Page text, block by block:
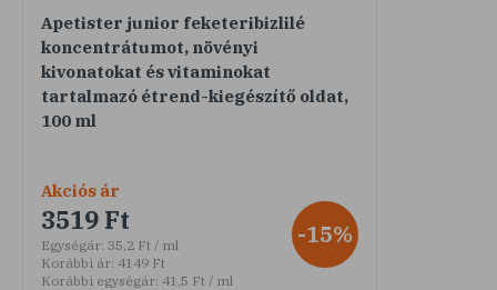
Apetister junior feketeribizlilé
koncentrátumot, növényi
kivonatokat és vitaminokat
tartalmazó étrend-kiegészítő oldat,
100 ml
Akciós ár
3519 Ft
Egységár: 35,2 Ft / ml
Korábbi ár: 4149 Ft
Korábbi egységár: 41,5 Ft / ml
-15%